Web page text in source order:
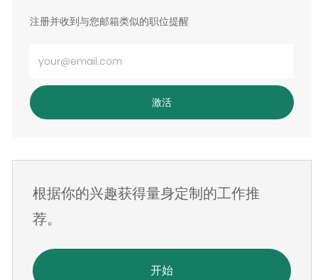
注册并收到与您邮箱类似的职位提醒
入
电
子
址
激活
根据你的兴趣获得量身定制的工作推
荐。
开始